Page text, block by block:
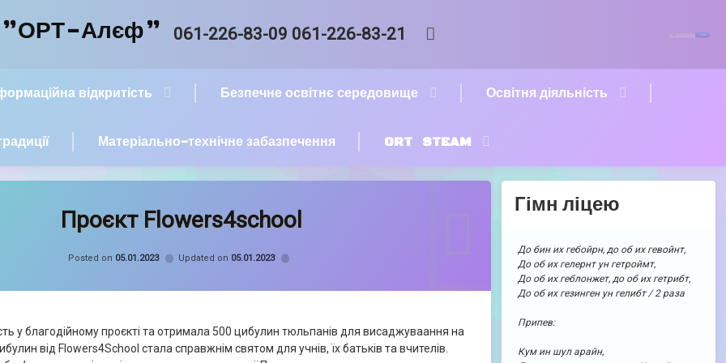
"ОРТ-Алєф" Tel:
061-226-83-09 061-226-83-21
відкритість Безпечне освітнє середовище Освітня діяльність
Матеріально-технічне забазпечення ORT STEAM
Проєкт Flowers4school
Posted on 05.01.2023 Updated on 05.01.2023
у благодійному проєкті та отримала 500 цибулин тюльпанів для висаджуваання на
від Flowers4School стала справжнім святом для учнів, їх батьків та вчителів.
Гімн ліцею
До бин их гебойрн, до об их гевойнт,
До об их гелернт ун гетроймт,
До об их геблонжет, до об их гетрибт,
До об их гезинген ун гелибт / 2 раза
Припев:
Кум ин шул арайн,